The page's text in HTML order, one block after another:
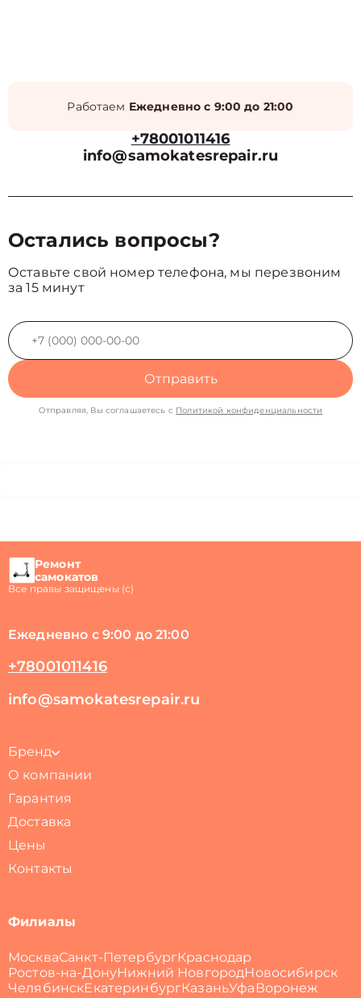
Работаем Ежедневно с 9:00 до 21:00
+78001011416
info@samokatesrepair.ru
Остались вопросы?
Оставьте свой номер телефона, мы перезвоним
за 15 минут
Отправить
Отправляя, Вы соглашаетесь с Политикой конфиденциальности
Ремонт
самокатов
Все правы защищены (с)
Ежедневно с 9:00 до 21:00
+78001011416
info@samokatesrepair.ru
Бренд
О компании
Гарантия
Доставка
Цены
Контакты
Филиалы
МоскваСанкт-ПетербургКраснодар
Ростов-на-ДонуНижний НовгородНовосибирск
ЧелябинскЕкатеринбургКазаньУфа Воронеж